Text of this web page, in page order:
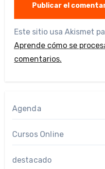
Este sitio usa Akismet
Aprende cómo se
comentarios.
Agenda
Cursos Online
destacado